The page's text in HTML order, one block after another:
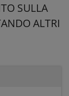
SULLA
ALTRI